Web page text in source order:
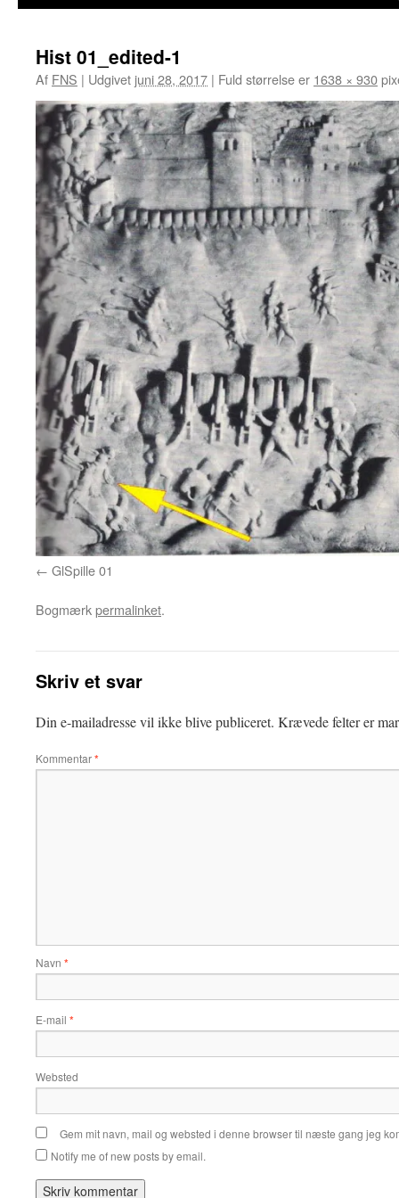
Hist 01_edited-1
Af FNS | Udgivet juni 28, 2017 | Fuld størrelse er 1638 × 930
GlSpille 01
Bogmærkpermalinket.
Skriv et svar
Din e-mailadresse vil ikke blive publiceret. Krævede felter er
Kommentar*
Navn *
E-mail *
Websted
Gem mit navn, mail og websted i denne browser til næste gang jeg
Notify me of new posts by email.